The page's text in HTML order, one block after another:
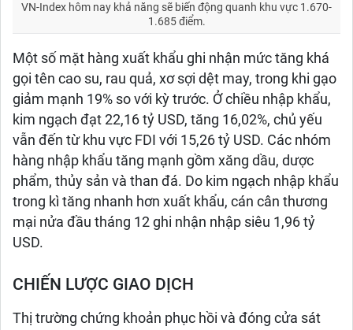
VN-Index hôm nay khả năng sẽ biến động quanh khu vực 1.670-
1.685 điểm.
Một số mặt hàng xuất khẩu ghi nhận mức tăng khá
gọi tên cao su, rau quả, xơ sợi dệt may, trong khi gạo
giảm mạnh 19% so với kỳ trước. Ở chiều nhập khẩu,
kim ngạch đạt 22,16 tỷ USD, tăng 16,02%, chủ yếu
vẫn đến từ khu vực FDI với 15,26 tỷ USD. Các nhóm
hàng nhập khẩu tăng mạnh gồm xăng dầu, dược
phẩm, thủy sản và than đá. Do kim ngạch nhập khẩu
trong kì tăng nhanh hơn xuất khẩu, cán cân thương
mại nửa đầu tháng 12 ghi nhận nhập siêu 1,96 tỷ
USD.
CHIẾN LƯỢC GIAO DỊCH
Thị trường chứng khoản phục hồi và đóng cửa sát